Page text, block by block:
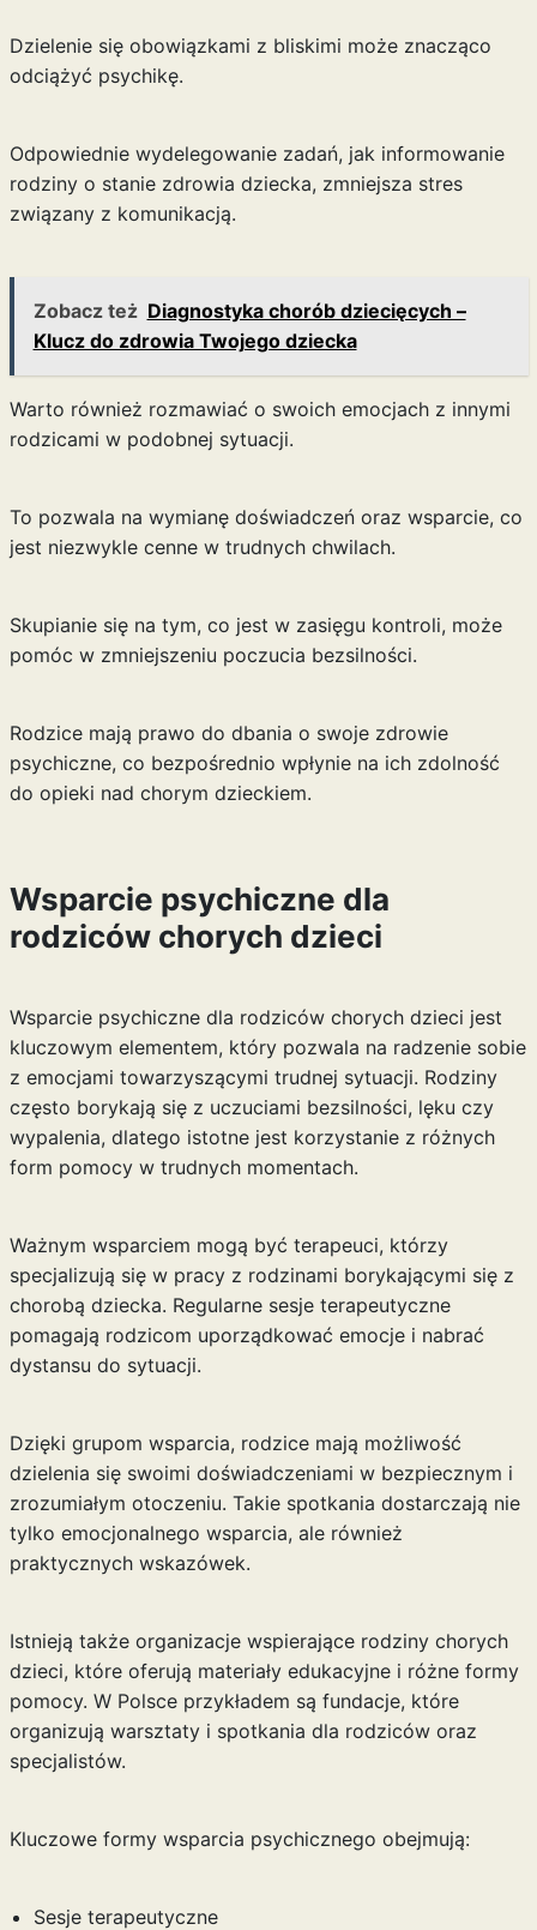
Dzielenie się obowiązkami z bliskimi może znacząco
odciążyć psychikę.
Odpowiednie wydelegowanie zadań, jak informowanie
rodziny o stanie zdrowia dziecka, zmniejsza stres
związany z komunikacją.
Zobacz też Diagnostyka chorób dziecięcych –
Klucz do zdrowia Twojego dziecka
Warto również rozmawiać o swoich emocjach z innymi
rodzicami w podobnej sytuacji.
To pozwala na wymianę doświadczeń oraz wsparcie, co
jest niezwykle cenne w trudnych chwilach.
Skupianie się na tym, co jest w zasięgu kontroli, może
pomóc w zmniejszeniu poczucia bezsilności.
Rodzice mają prawo do dbania o swoje zdrowie
psychiczne, co bezpośrednio wpłynie na ich zdolność
do opieki nad chorym dzieckiem.
Wsparcie psychiczne dla
rodziców chorych dzieci
Wsparcie psychiczne dla rodziców chorych dzieci jest
kluczowym elementem, który pozwala na radzenie sobie
z emocjami towarzyszącymi trudnej sytuacji. Rodziny
często borykają się z uczuciami bezsilności, lęku czy
wypalenia, dlatego istotne jest korzystanie z różnych
form pomocy w trudnych momentach.
Ważnym wsparciem mogą być terapeuci, którzy
specjalizują się w pracy z rodzinami borykającymi się z
chorobą dziecka. Regularne sesje terapeutyczne
pomagają rodzicom uporządkować emocje i nabrać
dystansu do sytuacji.
Dzięki grupom wsparcia, rodzice mają możliwość
dzielenia się swoimi doświadczeniami w bezpiecznym i
zrozumiałym otoczeniu. Takie spotkania dostarczają nie
tylko emocjonalnego wsparcia, ale również
praktycznych wskazówek.
Istnieją także organizacje wspierające rodziny chorych
dzieci, które oferują materiały edukacyjne i różne formy
pomocy. W Polsce przykładem są fundacje, które
organizują warsztaty i spotkania dla rodziców oraz
specjalistów.
Kluczowe formy wsparcia psychicznego obejmują:
Sesje terapeutyczne